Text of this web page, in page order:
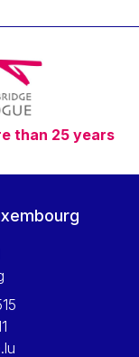
than 25 years